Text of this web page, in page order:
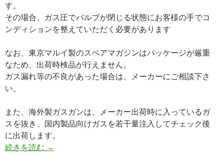
す。
その場合、ガス圧でバルブが閉じる状態にお客様の手でコ
ンディションを整えていただく必要があります
なお、東京マルイ製のスペアマガジンはパッケージが厳重
なため、出荷時検品が行えません。
ガス漏れ等の不良があった場合は、メーカーにご相談下さ
い。
また、海外製ガスガンは、メーカー出荷時に入っているガ
スを抜き、国内製品向けガスを若干量注入してチェック後
に出荷します。
続きを読む ガスガンのお届け時の状態について
→